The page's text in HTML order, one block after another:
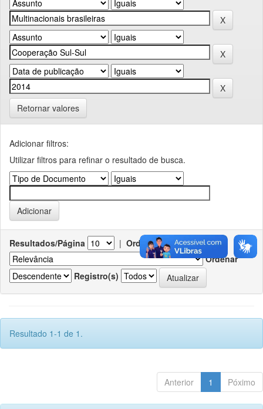
Retornar valores
Adicionar filtros:
Utilizar filtros para refinar o resultado de busca.
Resultados/Página | Ordenar registros por
Ordenar
Registro(s)
Resultado 1-1 de 1.
Anterior 1 Póximo